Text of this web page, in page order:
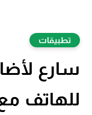
تطبيقات
سارع